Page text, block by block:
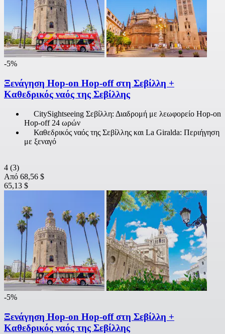
-5%
Ξενάγηση Hop-on Hop-off στη Σεβίλλη +
Καθεδρικός ναός της Σεβίλλης
CitySightseeing Σεβίλλη: Διαδρομή με λεωφορείο Hop-on
Hop-off 24 ωρών
Καθεδρικός ναός της Σεβίλλης και La Giralda: Περιήγηση
με ξεναγό
4 (3)
Από 68,56 $
65,13 $
-5%
Ξενάγηση Hop-on Hop-off στη Σεβίλλη +
Καθεδρικός ναός της Σεβίλλης